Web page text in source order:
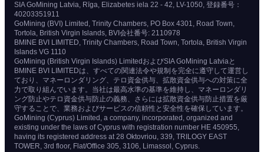
SIA GoMining Latvia, Rīga, Elizabetes iela 22 - 42, LV-1050, 登録番号：
40203351911
GoMining (BVI) Limited, Trinity Chambers, PO Box 4301, Road Town,
Tortola, British Virgin Islands, BVI会社番号: 2110978
BMINE BVI LIMITED, Trinity Chambers, Road Town, Tortola, British Virgin
Islands VG 1110
GoMining (British Virgin Islands) LimitedおよびSIA GoMining Latviaと
BMINE BVI LIMITEDは、すべての関連法令や規制を完全に遵守して運営し
ており、マネーロンダリング、テロ資金供与、拡散資金供与への対策に全
力で取り組んでいます。当社は最高水準の基準を維持し、マネーロンダリ
ング防止やテロ資金供与防止の義務、さらには拡散資金供与防止措置を厳
守することで、業務およびサービスの信頼性と安全性を確保しています。
GoMining (Cyprus) Limited, a company, incorporated, organized and
existing under the laws of Cyprus with registration number HE 450955,
having its registered address at 28 Oktovriou, 339, TRILOGY EAST
TOWER, 3rd floor, Flat/Office 305, 3106, Limassol, Cyprus.